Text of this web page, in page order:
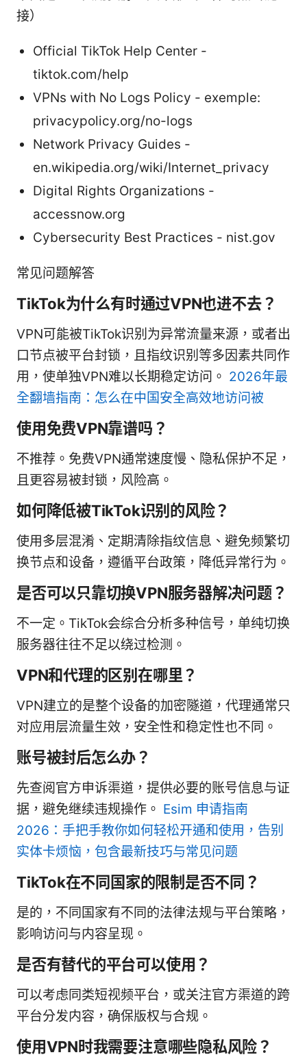
接）
Official TikTok Help Center -
tiktok.com/help
VPNs with No Logs Policy - exemple:
privacypolicy.org/no-logs
Network Privacy Guides -
en.wikipedia.org/wiki/Internet_privacy
Digital Rights Organizations -
accessnow.org
Cybersecurity Best Practices - nist.gov
常见问题解答
TikTok为什么有时通过VPN也进不去？
VPN可能被TikTok识别为异常流量来源，或者出
口节点被平台封锁，且指纹识别等多因素共同作
用，使单独VPN难以长期稳定访问。 2026年最
全翻墙指南：怎么在中国安全高效地访问被
使用免费VPN靠谱吗？
不推荐。免费VPN通常速度慢、隐私保护不足，
且更容易被封锁，风险高。
如何降低被TikTok识别的风险？
使用多层混淆、定期清除指纹信息、避免频繁切
换节点和设备，遵循平台政策，降低异常行为。
是否可以只靠切换VPN服务器解决问题？
不一定。TikTok会综合分析多种信号，单纯切换
服务器往往不足以绕过检测。
VPN和代理的区别在哪里？
VPN建立的是整个设备的加密隧道，代理通常只
对应用层流量生效，安全性和稳定性也不同。
账号被封后怎么办？
先查阅官方申诉渠道，提供必要的账号信息与证
据，避免继续违规操作。 Esim 申请指南
2026：手把手教你如何轻松开通和使用，告别
实体卡烦恼，包含最新技巧与常见问题
TikTok在不同国家的限制是否不同？
是的，不同国家有不同的法律法规与平台策略，
影响访问与内容呈现。
是否有替代的平台可以使用？
可以考虑同类短视频平台，或关注官方渠道的跨
平台分发内容，确保版权与合规。
使用VPN时我需要注意哪些隐私风险？